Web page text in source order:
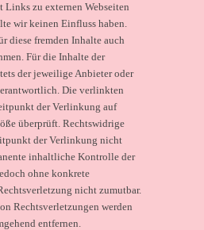
Links zu externen Webseiten
wir keinen Einfluss haben.
diese fremden Inhalte auch
Für die Inhalte der
der jeweilige Anbieter oder
Die verlinkten
der Verlinkung auf
überprüft. Rechtswidrige
der Verlinkung nicht
inhaltliche Kontrolle der
ohne konkrete
nicht zumutbar.
Rechtsverletzungen werden
entfernen.